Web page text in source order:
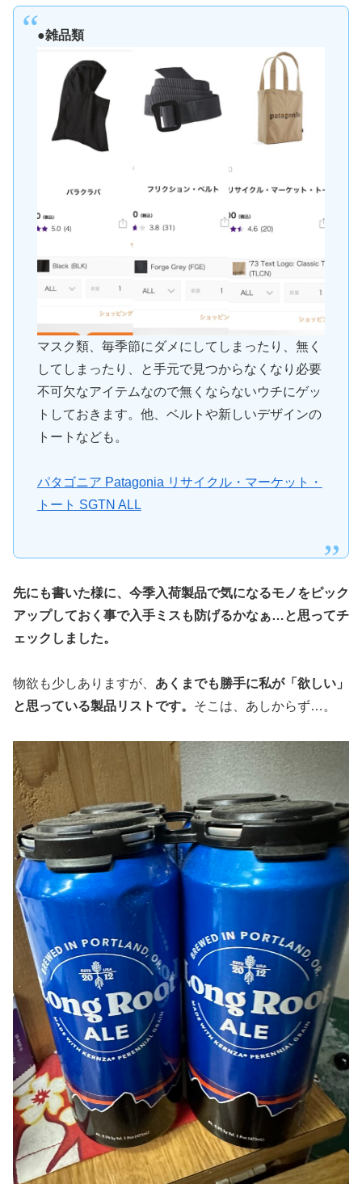
●雑品類
マスク類、毎季節にダメにしてしまったり、無く
してしまったり、と手元で見つからなくなり必要
不可欠なアイテムなので無くならないウチにゲッ
トしておきます。他、ベルトや新しいデザインの
トートなども。
パタゴニア Patagonia リサイクル・マーケット・
トート SGTN ALL
先にも書いた様に、今季入荷製品で気になるモノをピック
アップしておく事で入手ミスも防げるかなぁ…と思ってチ
ェックしました。
物欲も少しありますが、 あくまでも勝手に私が「欲しい」
と思っている製品リストです。 そこは、あしからず…。